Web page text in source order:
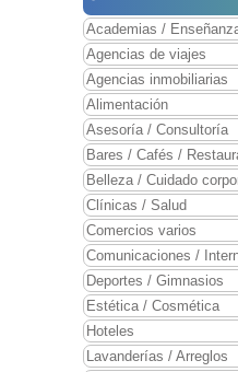
Academias /
Agencias de viajes
Agencias inmobiliarias
Alimentación
Asesoría / Consultoría
Bares / Cafés /
Belleza / Cuidado
Clínicas / Salud
Comercios varios
Comunicaciones /
Deportes / Gimnasios
Estética / Cosmética
Hoteles
Lavanderías / Arreglos